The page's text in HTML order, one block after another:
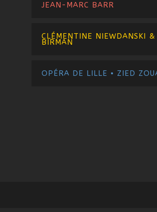
JEAN-MARC BARR
CLÉMENTINE NIEWDANSKI &
BIRMAN
OPÉRA DE LILLE • ZIED